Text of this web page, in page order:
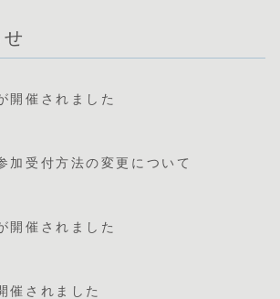
開催されました
加受付方法の変更について
開催されました
催されました